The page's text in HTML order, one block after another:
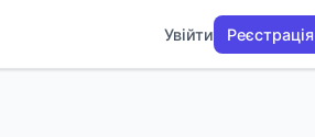
Увійти Реєстрація